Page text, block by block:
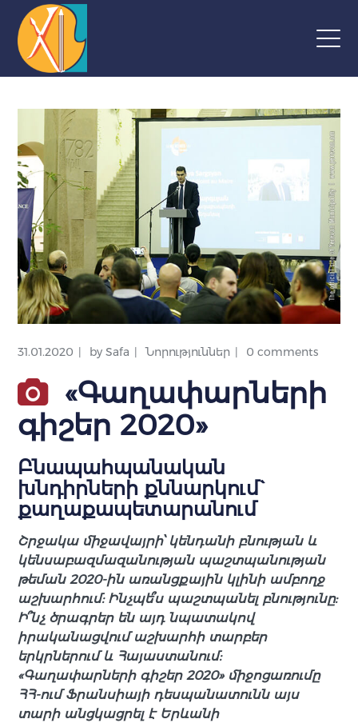
31.01.2020 bySafa Նորություններ 0 comments
«Գաղափարների
գիշեր 2020»
Բնապահպանական
խնդիրների քննարկում`
քաղաքապետարանում
Շրջակա միջավայրի՝ կենդանի բնության և
կենսաբազմազանության պաշտպանության
թեման 2020-ին առանցքային կլինի ամբողջ
աշխարհում: Ինչպե՞ս պաշտպանել բնությունը:
Ի՞նչ ծրագրեր են այդ նպատակով
իրականացվում աշխարհի տարբեր
երկրներում և Հայաստանում:
«Գաղափարների գիշեր 2020» միջոցառումը
ՀՀ-ում Ֆրանսիայի դեսպանատունն այս
տարի անցկացրել է Երևանի